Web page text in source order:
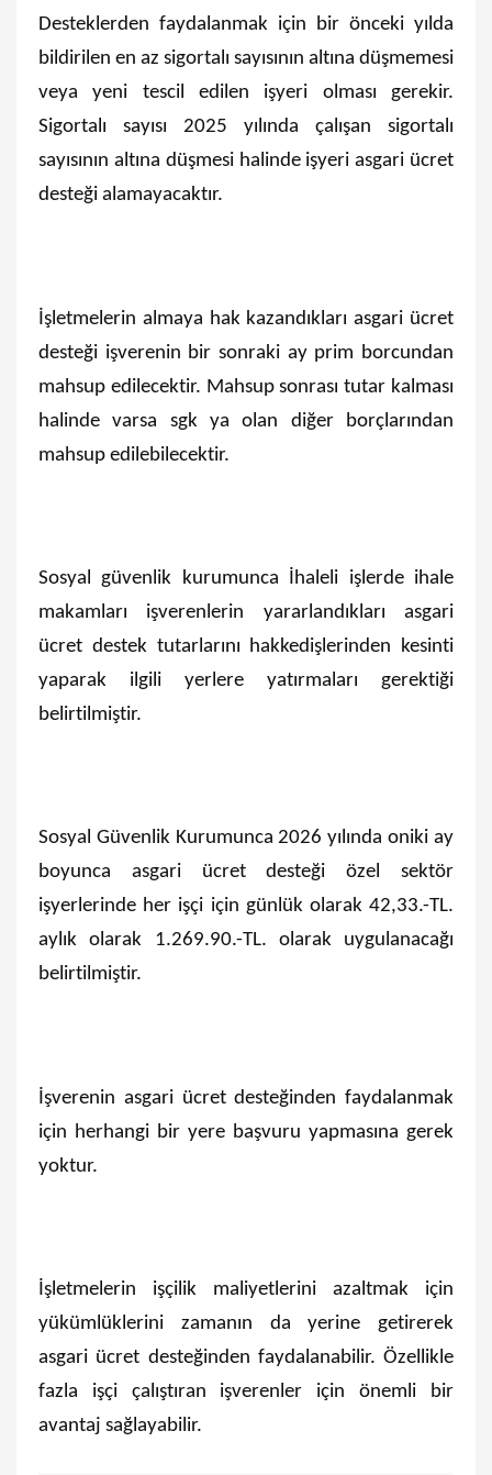
Desteklerden faydalanmak için bir önceki yılda
bildirilen en az sigortalı sayısının altına düşmemesi
veya yeni tescil edilen işyeri olması gerekir.
Sigortalı sayısı 2025 yılında çalışan sigortalı
sayısının altına düşmesi halinde işyeri asgari ücret
desteği alamayacaktır.
İşletmelerin almaya hak kazandıkları asgari ücret
desteği işverenin bir sonraki ay prim borcundan
mahsup edilecektir. Mahsup sonrası tutar kalması
halinde varsa sgk ya olan diğer borçlarından
mahsup edilebilecektir.
Sosyal güvenlik kurumunca İhaleli işlerde ihale
makamları işverenlerin yararlandıkları asgari
ücret destek tutarlarını hakkedişlerinden kesinti
yaparak ilgili yerlere yatırmaları gerektiği
belirtilmiştir.
Sosyal Güvenlik Kurumunca 2026 yılında oniki ay
boyunca asgari ücret desteği özel sektör
işyerlerinde her işçi için günlük olarak 42,33.-TL.
aylık olarak 1.269.90.-TL. olarak uygulanacağı
belirtilmiştir.
İşverenin asgari ücret desteğinden faydalanmak
için herhangi bir yere başvuru yapmasına gerek
yoktur.
İşletmelerin işçilik maliyetlerini azaltmak için
yükümlüklerini zamanın da yerine getirerek
asgari ücret desteğinden faydalanabilir. Özellikle
fazla işçi çalıştıran işverenler için önemli bir
avantaj sağlayabilir.